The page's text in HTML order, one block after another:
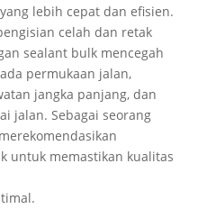
lebih cepat dan efisien.
celah dan retak
sealant bulk mencegah
permukaan jalan,
jangka panjang, dan
jalan. Sebagai seorang
untuk memastikan kualitas